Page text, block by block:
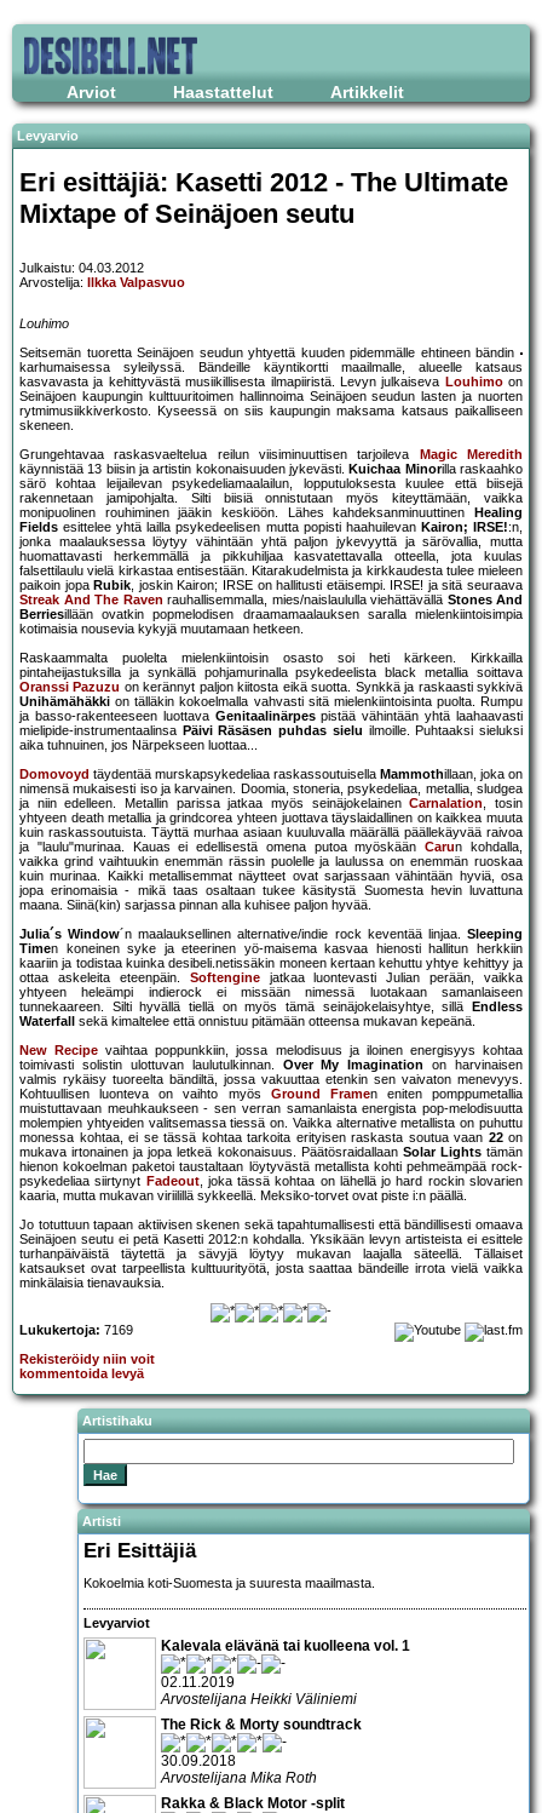
Arviot Haastattelut Artikkelit
Levyarvio
Eri esittäjiä: Kasetti 2012 - The Ultimate
Mixtape of Seinäjoen seutu
Julkaistu: 04.03.2012
Arvostelija:
Ilkka Valpasvuo
Louhimo
Seitsemän tuoretta Seinäjoen seudun yhtyettä kuuden pidemmälle ehtineen bändin
karhumaisessa syleilyssä. Bändeille käyntikortti maailmalle, alueelle katsaus
kasvavasta ja kehittyvästä musiikillisesta ilmapiiristä. Levyn julkaiseva Louhimoon
Seinäjoen kaupungin kulttuuritoimen hallinnoima Seinäjoen seudun lasten ja nuorten
rytmimusiikkiverkosto. Kyseessä on siis kaupungin maksama katsaus paikalliseen
skeneen.
Grungehtavaa raskasvaeltelua reilun viisiminuuttisen tarjoileva
Magic Meredith
käynnistää 13 biisin ja artistin kokonaisuuden jykevästi. Kuichaa Minorilla raskaahko
särö kohtaa leijailevan psykedeliamaalailun, lopputuloksesta kuulee että biisejä
rakennetaan jamipohjalta. Silti biisiä onnistutaan myös kiteyttämään, vaikka
monipuolinen rouhiminen jääkin keskiöön. Lähes kahdeksanminuuttinen
Healing
Fields esittelee yhtä lailla psykedeelisen mutta popisti haahuilevan Kairon; IRSE!:n,
jonka maalauksessa löytyy vähintään yhtä paljon jykevyyttä ja särövallia, mutta
huomattavasti herkemmällä ja pikkuhiljaa kasvatettavalla otteella, jota kuulas
falsettilaulu vielä kirkastaa entisestään. Kitarakudelmista ja kirkkaudesta tulee mieleen
paikoin jopa Rubik, joskin Kairon; IRSE on hallitusti etäisempi. IRSE! ja sitä seuraava
Streak And The Raven rauhallisemmalla, mies/naislaululla viehättävällä Stones And
Berriesillään ovatkin popmelodisen draamamaalauksen saralla mielenkiintoisimpia
kotimaisia nousevia kykyjä muutamaan hetkeen.
Raskaammalta puolelta mielenkiintoisin osasto soi heti kärkeen. Kirkkailla
pintaheijastuksilla ja synkällä pohjamurinalla psykedeelista black metallia soittava
Oranssi Pazuzu on kerännyt paljon kiitosta eikä suotta. Synkkä ja raskaasti sykkivä
Unihämähäkki on tälläkin kokoelmalla vahvasti sitä mielenkiintoisinta puolta. Rumpu
ja basso-rakenteeseen luottava Genitaalinärpespistää vähintään yhtä laahaavasti
mielipide-instrumentaalinsa Päivi Räsäsen puhdas sielu ilmoille. Puhtaaksi sieluksi
aika tuhnuinen, jos Närpekseen luottaa...
Domovoyd täydentää murskapsykedeliaa raskassoutuisella Mammothillaan, joka on
nimensä mukaisesti iso ja karvainen. Doomia, stoneria, psykedeliaa, metallia, sludgea
ja niin edelleen. Metallin parissa jatkaa myös seinäjokelainenCarnalation, tosin
yhtyeen death metallia ja grindcorea yhteen juottava täyslaidallinen on kaikkea muuta
kuin raskassoutuista. Täyttä murhaa asiaan kuuluvalla määrällä päällekäyvää raivoa
ja "laulu"murinaa. Kauas ei edellisestä omena putoa myöskäänCarun kohdalla,
vaikka grind vaihtuukin enemmän rässin puolelle ja laulussa on enemmän ruoskaa
kuin murinaa. Kaikki metallisemmat näytteet ovat sarjassaan vähintään hyviä, osa
jopa erinomaisia - mikä taas osaltaan tukee käsitystä Suomesta hevin luvattuna
maana. Siinä(kin) sarjassa pinnan alla kuhisee paljon hyvää.
Julia´s Window´n maalauksellinen alternative/indie rock keventää linjaa.Sleeping
Timen koneinen syke ja eteerinen yö-maisema kasvaa hienosti hallitun herkkiin
kaariin ja todistaa kuinka desibeli.netissäkin moneen kertaan kehuttu yhtye kehittyy ja
ottaa askeleita eteenpäin. Softenginejatkaa luontevasti Julian perään, vaikka
yhtyeen heleämpi indierock ei missään nimessä luotakaan samanlaiseen
tunnekaareen. Silti hyvällä tiellä on myös tämä seinäjokelaisyhtye, sillä
Endless
Waterfall
sekä kimaltelee että onnistuu pitämään otteensa mukavan kepeänä.
New Recipe vaihtaa poppunkkiin, jossa melodisuus ja iloinen energisyys kohtaa
toimivasti solistin ulottuvan laulutulkinnan. Over My Imagination
on harvinaisen
valmis rykäisy tuoreelta bändiltä, jossa vakuuttaa etenkin sen vaivaton menevyys.
Kohtuullisen luonteva on vaihto myös Ground Framen eniten pomppumetallia
muistuttavaan meuhkaukseen - sen verran samanlaista energista pop-melodisuutta
molempien yhtyeiden valitsemassa tiessä on. Vaikka alternative metallista on puhuttu
monessa kohtaa, ei se tässä kohtaa tarkoita erityisen raskasta soutua vaan 22on
mukava irtonainen ja jopa letkeä kokonaisuus. Päätösraidallaan Solar Lightstämän
hienon kokoelman paketoi taustaltaan löytyvästä metallista kohti pehmeämpää rock-
psykedeliaa siirtynyt Fadeout, joka tässä kohtaa on lähellä jo hard rockin slovarien
kaaria, mutta mukavan viriilillä sykkeellä. Meksiko-torvet ovat piste i:n päällä.
Jo totuttuun tapaan aktiivisen skenen sekä tapahtumallisesti että bändillisesti omaava
Seinäjoen seutu ei petä Kasetti 2012:n kohdalla. Yksikään levyn artisteista ei esittele
turhanpäiväistä täytettä ja sävyjä löytyy mukavan laajalla säteellä. Tällaiset
katsaukset ovat tarpeellista kulttuurityötä, josta saattaa bändeille irrota vielä vaikka
minkälaisia tienavauksia.
Lukukertoja: 7169
Rekisteröidy niin voit
kommentoida levyä
Artistihaku
Artisti
Eri Esittäjiä
Kokoelmia koti-Suomesta ja suuresta maailmasta.
Levyarviot
Kalevala elävänä tai kuolleena vol. 1
02.11.2019
Arvostelijana Heikki Väliniemi
The Rick & Morty soundtrack
30.09.2018
Arvostelijana Mika Roth
Rakka & Black Motor -split